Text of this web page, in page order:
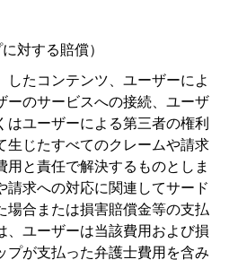
対する賠償）
たコンテンツ、ユーザーによ
ーのサービスへの接続、ユーザ
はユーザーによる第三者の権利
生じたすべてのクレームや請求
と責任で解決するものとしま
求への対応に関連してサード
場合または損害賠償金等の支払
、ユーザーは当該費用および損
プが支払った弁護士費用を含み